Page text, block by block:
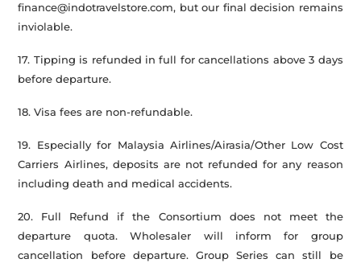
finance@indotravelstore.com, but our final decision remains
inviolable.
17. Tipping is refunded in full for cancellations above 3 days
before departure.
18. Visa fees are non-refundable.
19. Especially for Malaysia Airlines/Airasia/Other Low Cost
Carriers Airlines, deposits are not refunded for any reason
including death and medical accidents.
20. Full Refund if the Consortium does not meet the
departure quota. Wholesaler will inform for group
cancellation before departure. Group Series can still be